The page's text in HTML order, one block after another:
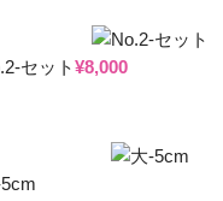
セット¥8,000